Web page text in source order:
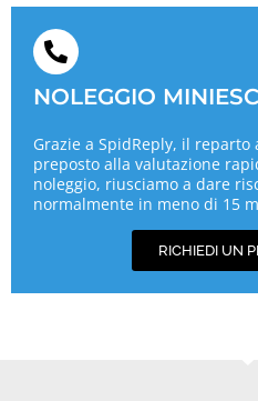
NOLEGGIO
Grazie a SpidReply, il
preposto alla valutazione
noleggio, riusciamo a dare
normalmente in meno di 15
RICHIEDI UN